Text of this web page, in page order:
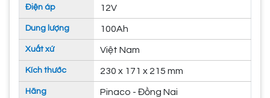
Điện áp 12V
Dung lượng 100Ah
Xuất xứ Việt Nam
Kích thước 230 x 171 x 215 mm
Hãng Pinaco - Đồng Nai